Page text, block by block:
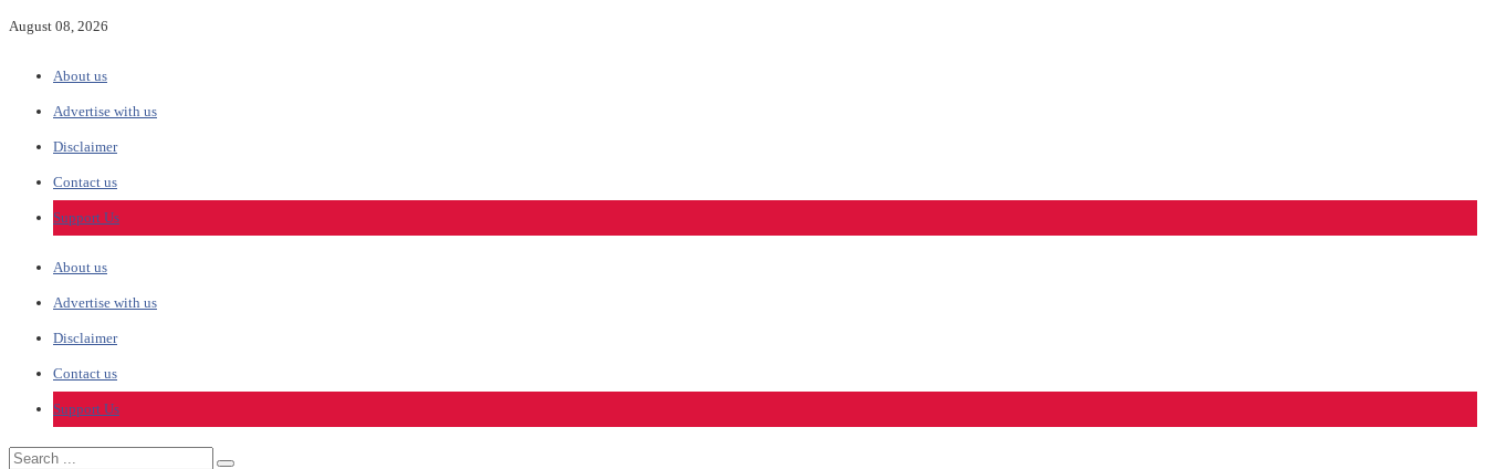
August 08, 2026
About us
Advertise with us
Disclaimer
Contact us
Support Us
About us
Advertise with us
Disclaimer
Contact us
Support Us